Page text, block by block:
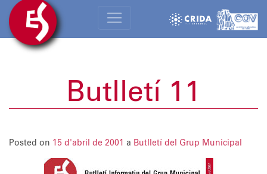
Butlletí 11
Posted on 15 d'abril de 2001 a Butlletí del Grup Municipal